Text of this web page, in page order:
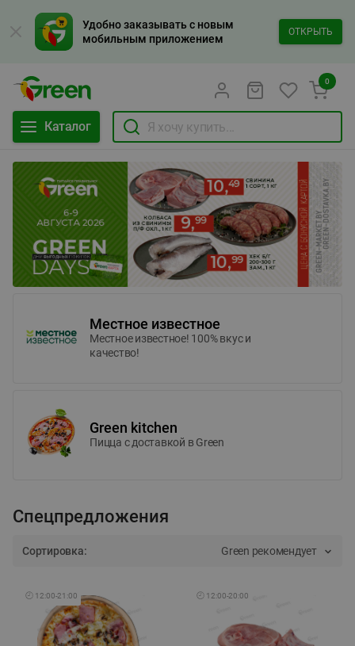
Удобно заказывать с новым
мобильным приложением
ОТКРЫТЬ
Каталог
0
Местное известное
Местное известное! 100% вкус и
качество!
Green kitchen
Пицца c доставкой в Green
Спецпредложения
Сортировка: Green рекомендует
🕘 12:00-21:00 🕘 12:00-20:00